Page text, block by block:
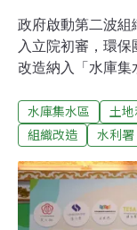
政府啟動第二波組
入立院初審，環
改造納入「水庫集
發、治水防洪。
做，是不是還要再
組織改造應納入「
行政院人事行政總
規修正，需從長
水庫集水區 土
組織改造
水利署